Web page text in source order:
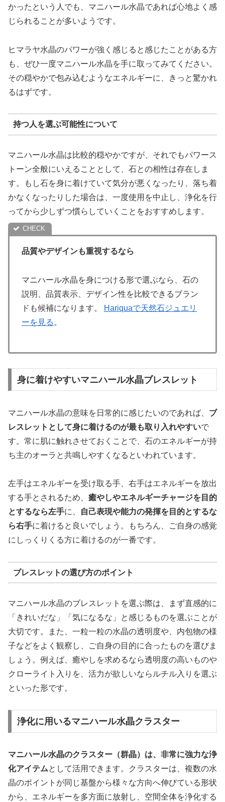
かったという人でも、マニハール水晶であれば心地よく感
じられることが多いようです。
ヒマラヤ水晶のパワーが強く感じると感じたことがある方
も、ぜひ一度マニハール水晶を手に取ってみてください。
その穏やかで包み込むようなエネルギーに、きっと驚かれ
るはずです。
持つ人を選ぶ可能性について
マニハール水晶は比較的穏やかですが、それでもパワース
トーン全般にいえることとして、石との相性は存在しま
す。もし石を身に着けていて気分が悪くなったり、落ち着
かなくなったりした場合は、一度使用を中止し、浄化を行
ってから少しずつ慣らしていくことをおすすめします。
品質やデザインも重視するなら
マニハール水晶を身につける形で選ぶなら、石の
説明、品質表示、デザイン性を比較できるブラン
ドも候補になります。
Hariquaで天然石ジュエリ
ーを見る 。
身に着けやすいマニハール水晶ブレスレット
マニハール水晶の意味を日常的に感じたいのであれば、 ブ
レスレットとして身に着けるのが最も取り入れやすいで
す。常に肌に触れさせておくことで、石のエネルギーが持
ち主のオーラと共鳴しやすくなるといわれています。
左手はエネルギーを受け取る手、右手はエネルギーを放出
する手とされるため、 癒やしやエネルギーチャージを目的
とするなら左手に、
自己表現や能力の発揮を目的とするな
ら右手に着けると良いでしょう。もちろん、ご自身の感覚
にしっくりくる方に着けるのが一番です。
ブレスレットの選び方のポイント
マニハール水晶のブレスレットを選ぶ際は、まず直感的に
「きれいだな」「気になるな」と感じるものを選ぶことが
大切です。また、一粒一粒の水晶の透明度や、内包物の様
子などをよく観察し、ご自身の目的に合ったものを選びま
しょう。例えば、癒やしを求めるなら透明度の高いものや
クローライト入りを、活力が欲しいならルチル入りを選ぶ
といった形です。
浄化に用いるマニハール水晶クラスター
マニハール水晶のクラスター（群晶）は、非常に強力な浄
化アイテムとして活用できます。クラスターは、複数の水
晶のポイントが同じ基盤から様々な方向へ伸びている形状
から、 エネルギーを多方面に放射し、空間全体を浄化する